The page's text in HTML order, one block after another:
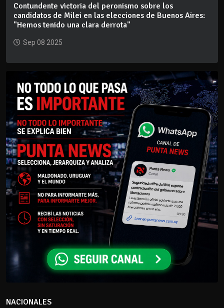
Contundente victoria del peronismo sobre los
candidatos de Milei en las elecciones de Buenos Aires:
"Hemos tenido una clara derrota"
Sep 08 2025
NACIONALES